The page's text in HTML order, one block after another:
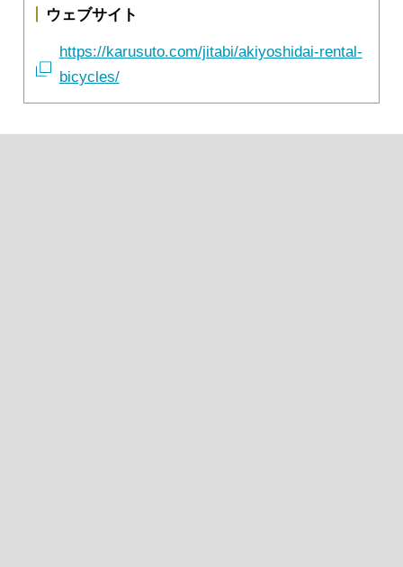
ウェブサイト
https://karusuto.com/jitabi/akiyoshidai-rental-
bicycles/